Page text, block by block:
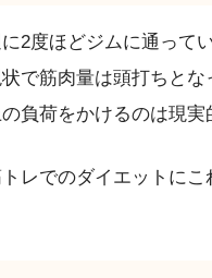
2度ほどジムに通って
で筋肉量は頭打ちとな
負荷をかけるのは現実
レでのダイエットにこ